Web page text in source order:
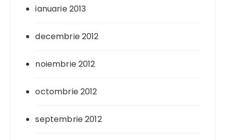
ianuarie 2013
decembrie 2012
noiembrie 2012
octombrie 2012
septembrie 2012